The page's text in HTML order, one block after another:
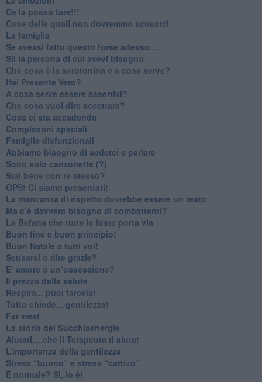
​Ce la posso fare!!!
​Cose delle quali non dovremmo scusarci
​La famiglia
​Se avessi fatto questo forse adesso…
​Sii la persona di cui avevi bisogno
Che cosa è la serotonina e a cosa serve?
​Hai Presente Vero?
A cosa serve essere assertivi?
​Che cosa vuol dire accettare?
​Cosa ci sta accadendo
​Compleanni speciali
​Famiglie disfunzionali
​Abbiamo bisogno di sederci e parlare
Sono solo canzonette (?)
​Stai bene con te stesso?
​OPS! Ci siamo presentati!
​La mancanza di rispetto dovrebbe essere un reato
​Ma c’è davvero bisogno di combattenti?
​La Befana che tutte le feste porta via
Buon fine e buon principio!
​Buon Natale a tutti voi!
​Scusarsi o dire grazie?
​E’ amore o un’ossessione?
​Il prezzo della salute
​Respira... puoi farcela!
​Tutto chiede... gentilezza!
​Far west
​La storia dei Succhiaenergie
​Aiutati….che il Terapeuta ti aiuta!
​L’importanza della gentilezza
​Stress “buono” e stress “cattivo”
​È normale? Sì, lo è!